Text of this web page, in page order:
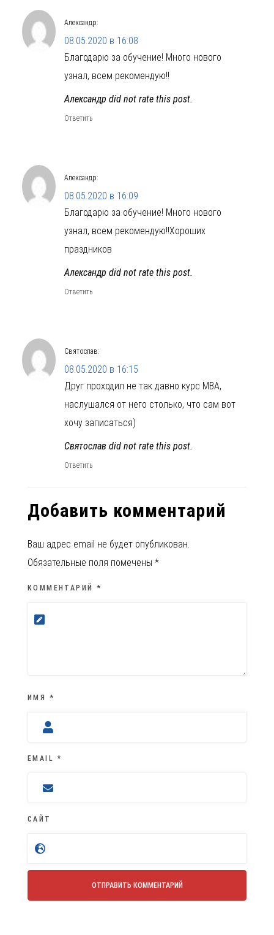
Александр:
08.05.2020 в 16:08
Благодарю за обучение! Много нового
узнал, всем рекомендую!!
Александр did not rate this post.
Ответить
Александр:
08.05.2020 в 16:09
Благодарю за обучение! Много нового
узнал, всем рекомендую!!Хороших
праздников
Александр did not rate this post.
Ответить
Святослав:
08.05.2020 в 16:15
Друг проходил не так давно курс MBA,
наслушался от него столько, что сам вот
хочу записаться)
Святослав did not rate this post.
Ответить
Добавить комментарий
Ваш адрес email не будет опубликован.
Обязательные поля помечены *
КОММЕНТАРИЙ *
ИМЯ *
EMAIL*
САЙТ